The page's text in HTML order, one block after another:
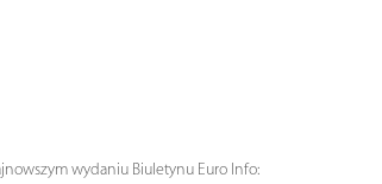
wydaniu Biuletynu Euro Info: